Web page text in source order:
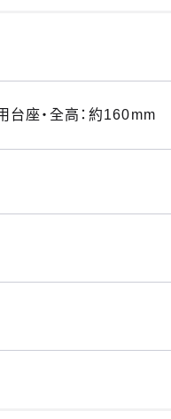
台座・全高：約160mm